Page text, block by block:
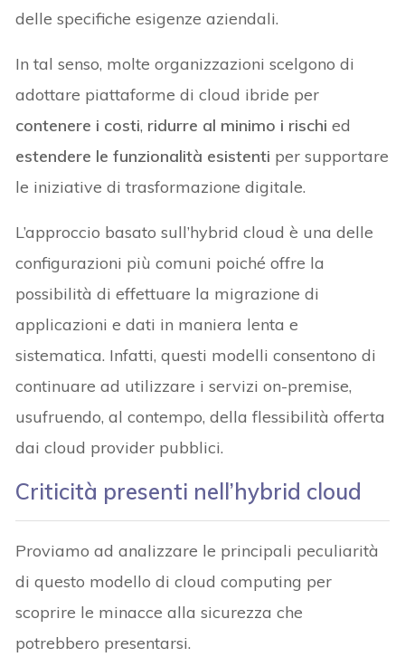
delle specifiche esigenze aziendali.
In tal senso, molte organizzazioni scelgono di
adottare piattaforme di cloud ibride per
contenere i costi, ridurre al minimo i rischi ed
estendere le funzionalità esistenti per supportare
le iniziative di trasformazione digitale.
L’approccio basato sull’hybrid cloud è una delle
configurazioni più comuni poiché offre la
possibilità di effettuare la migrazione di
applicazioni e dati in maniera lenta e
sistematica. Infatti, questi modelli consentono di
continuare ad utilizzare i servizi on-premise,
usufruendo, al contempo, della flessibilità offerta
dai cloud provider pubblici.
Criticità presenti nell’hybrid cloud
Proviamo ad analizzare le principali peculiarità
di questo modello di cloud computing per
scoprire le minacce alla sicurezza che
potrebbero presentarsi.